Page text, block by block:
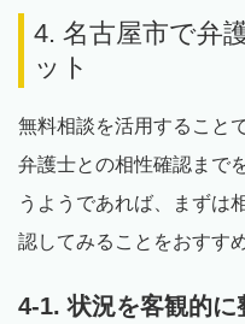
4. 名古屋市で弁
ット
無料相談を活用すること
弁護士との相性確認まで
うようであれば、まずは
認してみることをおすす
4-1. 状況を客観的に